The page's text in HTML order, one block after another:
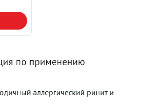
по применению
аллергический ринит и